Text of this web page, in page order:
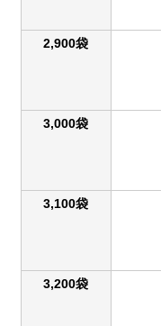
2,900袋
3,000袋
3,100袋
3,200袋